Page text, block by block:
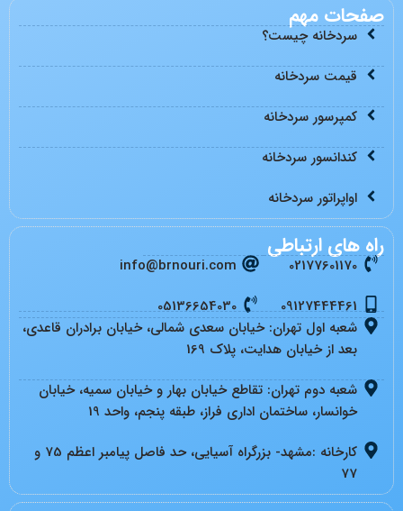
صفحات مهم
سردخانه چیست؟
قیمت سردخانه
کمپرسور سردخانه
کندانسور سردخانه
اواپراتور سردخانه
راه های ارتباطی
02177601170
09127444461
info@brnouri.com
05136654030
شعبه اول تهران: خیابان سعدی شمالی، خیابان برادران قاعدی،
بعد از خیابان هدایت، پلاک 169
شعبه دوم تهران: تقاطع خیابان بهار و خیابان سمیه، خیابان
خوانسار، ساختمان اداری فراز، طبقه پنجم، واحد 19
کارخانه :مشهد- بزرگراه آسیایی، حد فاصل پیامبر اعظم 75 و
77